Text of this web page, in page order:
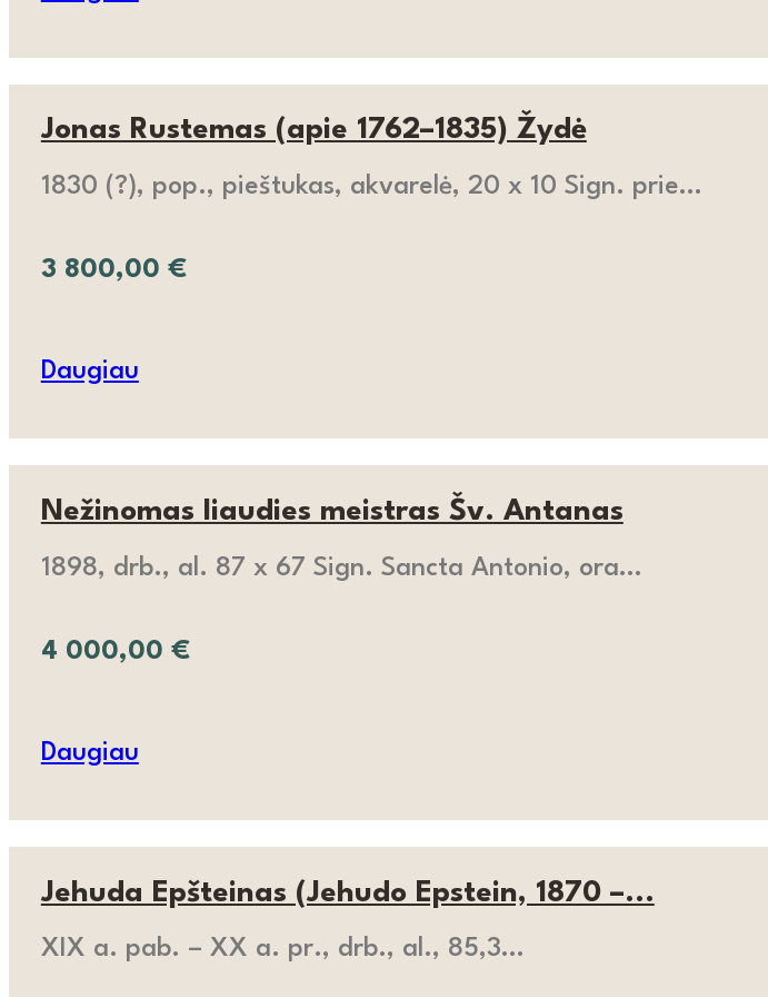
Jonas Rustemas (apie 1762–1835) Žydė
1830 (?), pop., pieštukas, akvarelė, 20 x 10 Sign. prie…
3 800,00 €
Daugiau
Nežinomas liaudies meistras Šv. Antanas
1898, drb., al. 87 x 67 Sign. Sancta Antonio, ora…
4 000,00 €
Daugiau
Jehuda Epšteinas (Jehudo Epstein, 1870 –...
XIX a. pab. – XX a. pr., drb., al., 85,3…